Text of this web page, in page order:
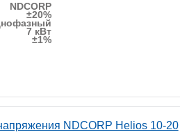
NDCORP
±20%
7 кВт
±1%
NDCORP Helios 10-20